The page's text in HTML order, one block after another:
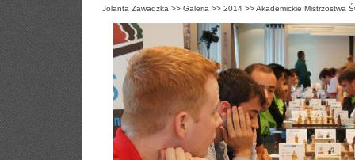
Jolanta Zawadzka >> Galeria >> 2014 >>Akademickie Mistrzostwa